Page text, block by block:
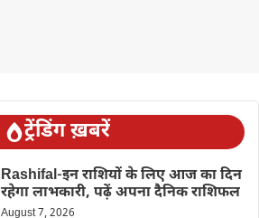
ट्रेंडिंग ख़बरें
Rashifal-इन राशियों के लिए आज का दिन
रहेगा लाभकारी, पढ़ें अपना दैनिक राशिफल
August 7, 2026